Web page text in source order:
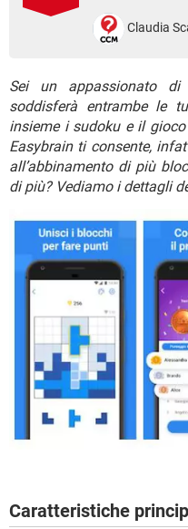
TIKTOK
Claudia
Sei un appassionato
soddisferà entrambe le
insieme i sudoku e il
Easybrain ti consente,
all’abbinamento di più
di più? Vediamo i dettagli
Caratteristiche